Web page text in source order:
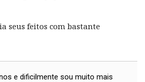
seus feitos com bastante
e dificilmente sou muito mais